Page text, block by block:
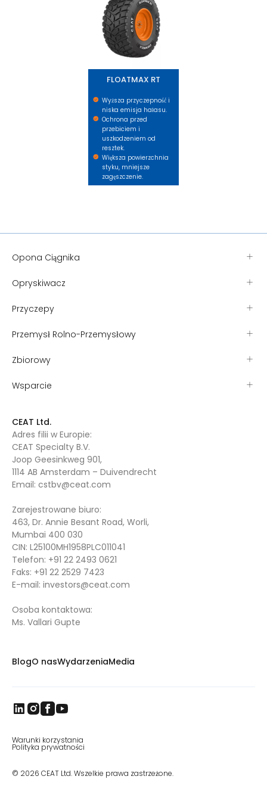
FLOATMAX RT
Wyższa przyczepność i
niska emisja hałasu.
Ochrona przed
przebiciem i
uszkodzeniem od
resztek.
Większa powierzchnia
styku, mniejsze
zagęszczenie.
Opona Ciągnika
Opryskiwacz
Przyczepy
Przemysł Rolno-Przemysłowy
Zbiorowy
Wsparcie
CEAT Ltd.
Adres filii w Europie:
CEAT Specialty B.V.
Joop Geesinkweg 901,
1114 AB Amsterdam – Duivendrecht
Email: cstbv@ceat.com
Zarejestrowane biuro:
463, Dr. Annie Besant Road, Worli,
Mumbai 400 030
CIN: L25100MH1958PLC011041
Telefon: +91 22 2493 0621
Faks: +91 22 2529 7423
E-mail: investors@ceat.com
Osoba kontaktowa:
Ms. Vallari Gupte
BlogO nasWydarzeniaMedia
© 2026 CEAT Ltd. Wszelkie prawa zastrzeżone.
Warunki korzystania
Polityka prywatności